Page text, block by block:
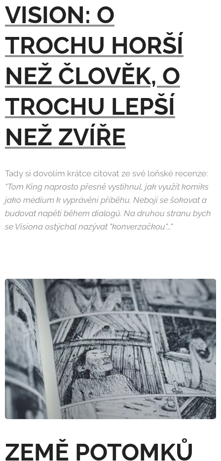
VISION: O
TROCHU HORŠÍ
NEŽ ČLOVĚK, O
TROCHU LEPŠÍ
NEŽ ZVÍŘE
Tady si dovolím krátce citovat ze své loňské recenze:
"Tom King naprosto přesně vystihnul, jak využít komiks
jako médium k vyprávění příběhu. Nebojí se šokovat a
budovat napětí během dialogů. Na druhou stranu bych
se Visiona ostýchal nazývat "konverzačkou"..."
ZEMĚ POTOMKŮ